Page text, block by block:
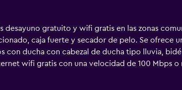
desayuno gratuito y wifi gratis en las zonas
caja fuerte y secador de pelo. Se ofrece
con ducha con cabezal de ducha tipo lluvia,
wifi gratis con una velocidad de 100 Mbps o